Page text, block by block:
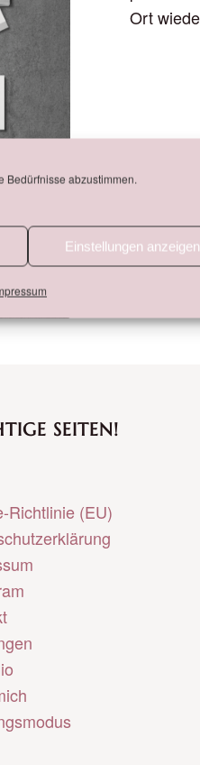
Bedürfnisse abzustimmen.
Einstellungen anzeigen
Ort
SEITEN!
Richtlinie (EU)